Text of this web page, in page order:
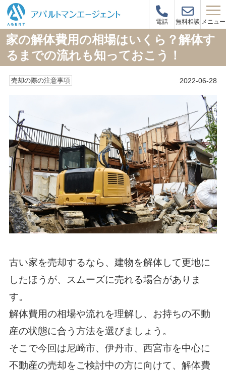
電話 無料相談 メニュー
家の解体費用の相場はいくら？解体す
るまでの流れも知っておこう！
売却の際の注意事項 2022-06-28
古い家を売却するなら、建物を解体して更地に
したほうが、スムーズに売れる場合がありま
す。
解体費用の相場や流れを理解し、お持ちの不動
産の状態に合う方法を選びましょう。
そこで今回は尼崎市、伊丹市、西宮市を中心に
不動産の売却をご検討中の方に向けて、解体費